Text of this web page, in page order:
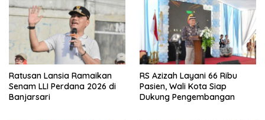
Ratusan Lansia Ramaikan
Senam LLI Perdana 2026 di
Banjarsari
RS Azizah Layani 66 Ribu
Pasien, Wali Kota Siap
Dukung Pengembangan